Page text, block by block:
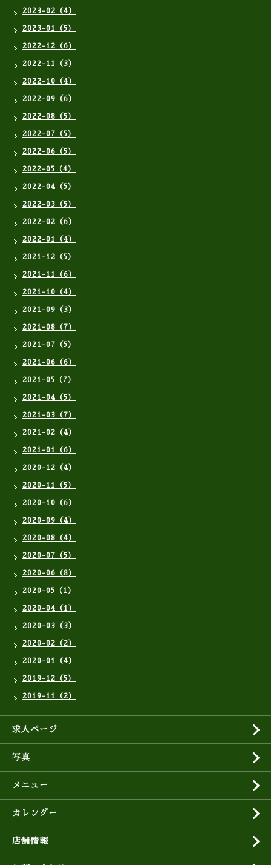
2023-02（4）
2023-01（5）
2022-12（6）
2022-11（3）
2022-10（4）
2022-09（6）
2022-08（5）
2022-07（5）
2022-06（5）
2022-05（4）
2022-04（5）
2022-03（5）
2022-02（6）
2022-01（4）
2021-12（5）
2021-11（6）
2021-10（4）
2021-09（3）
2021-08（7）
2021-07（5）
2021-06（6）
2021-05（7）
2021-04（5）
2021-03（7）
2021-02（4）
2021-01（6）
2020-12（4）
2020-11（5）
2020-10（6）
2020-09（4）
2020-08（4）
2020-07（5）
2020-06（8）
2020-05（1）
2020-04（1）
2020-03（3）
2020-02（2）
2020-01（4）
2019-12（5）
2019-11（2）
求人ページ
写真
メニュー
カレンダー
店舗情報